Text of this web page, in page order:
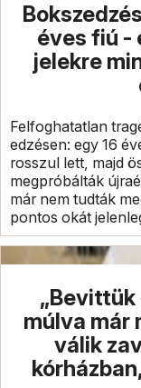
éves fiú -
jelekre
Felfoghatatlan
edzésen: egy 16
rosszul lett, majd
megpróbálták
már nem tudták
pontos okát
„Bevittük
múlva már
válik